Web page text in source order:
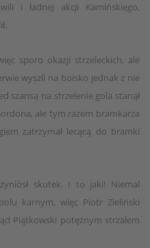
i ładnej akcji Kamińskiego,
sporo okazji strzeleckich, ale
wyszli na boisko jednak z nie
szansą na strzelenie gola stanął
ale tym razem bramkarza
zatrzymał lecącą do bramki
skutek. I to jaki! Niemal
karnym, więc Piotr Zieliński
Piątkowski potężnym strzałem